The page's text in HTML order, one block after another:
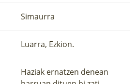
Simaurra
Luarra, Ezkion.
Haziak ernatzen denean